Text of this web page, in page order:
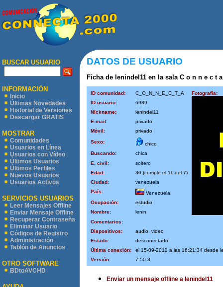
BUSCAR USUARIO
INFORMACIÓN
Inicio
Últimas Novedades
Historial de Versiones
Descargar GRATIS
MOSTRAR
Comunidades
Usuarios en Línea
Usuarios con Vídeo
Últimos Usuarios
Últimos Perfiles
Nuevos Usuarios
Usuarios Activos
SERVICIOS USUARIOS
Leer Mensajes Offline
Enviar Mensaje Offline
Recuperar Contraseña
Eliminar Usuario
Códigos de Registro
Administración
Tablón de Anuncios
OTRO SOFTWARE
BDtoAVCHD
DATOS DE USUARIO
Ficha de lenindel11 en la sala C o n n e c t
ID comunidad: C_O_N_N_E_C_T_A
Fotografía:
ID usuario:
6989
Nickname:
lenindel11
E-mail:
privado
Móvil:
privado
Sexo:
chico
Buscando:
chica
E. civil:
soltero
Edad:
30 (cumple el 11 del 7)
Ciudad:
venezuela
País:
Venezuela
Ocupación:
estudio
Nombre:
lenin
Comentarios:
Dispositivos:
audio, video
Estado:
desconectado
Última conexión:
el 15-09-2012 a las 16:21:34 desde
Versión:
7.50.3
Enviar un mensaje offline a lenindel11